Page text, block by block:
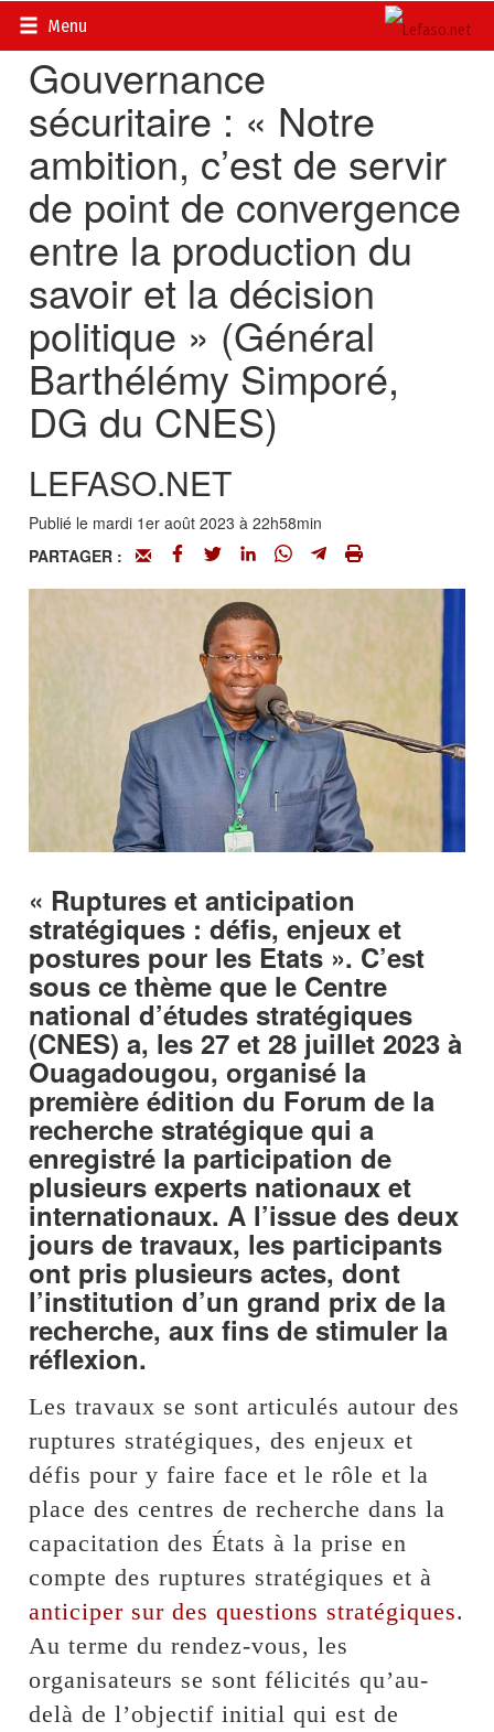
Menu
Accueil>
Gouvernance
sécuritaire : « Notre
ambition, c’est de servir
de point de convergence
entre la production du
savoir et la décision
politique » (Général
Barthélémy Simporé,
DG du CNES)
LEFASO.NET
Publié le mardi 1er août 2023 à 22h58min
PARTAGER :
« Ruptures et anticipation
stratégiques : défis, enjeux et
postures pour les Etats ». C’est
sous ce thème que le Centre
national d’études stratégiques
(CNES) a, les 27 et 28 juillet 2023 à
Ouagadougou, organisé la
première édition du Forum de la
recherche stratégique qui a
enregistré la participation de
plusieurs experts nationaux et
internationaux. A l’issue des deux
jours de travaux, les participants
ont pris plusieurs actes, dont
l’institution d’un grand prix de la
recherche, aux fins de stimuler la
réflexion.
Les travaux se sont articulés autour des
ruptures stratégiques, des enjeux et
défis pour y faire face et le rôle et la
place des centres de recherche dans la
capacitation des États à la prise en
compte des ruptures stratégiques et à
anticiper sur des questions stratégiques.
Au terme du rendez-vous, les
organisateurs se sont félicités qu’au-
delà de l’objectif initial qui est de